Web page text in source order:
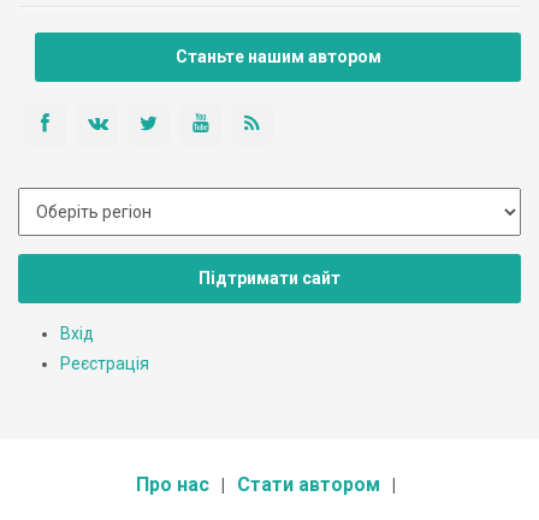
Станьте нашим автором
Підтримати сайт
Вхід
Реєстрація
Про нас Стати автором